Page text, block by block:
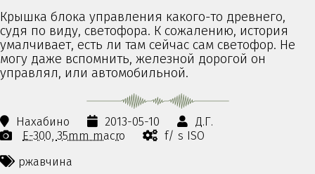
Крышка блока управления какого-то древнего,
судя по виду, светофора. К сожалению, история
умалчивает, есть ли там сейчас сам светофор. Не
могу даже вспомнить, железной дорогой он
управлял, или автомобильной.
Нахабино 2013-05-10
Д.Г.
E-300 35mm macro
f/ s ISO
ржавчина